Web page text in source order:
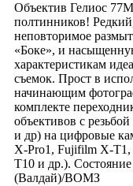
Объектив Гелиос
полтинников!
неповторимое
«Боке», и
характеристикам
съемок. Прост в
начинающим
комплекте
объективов с
и др) на цифровые
X-Pro1, Fujifilm X-
T10 и др.).
(Валдай)/ВОМЗ